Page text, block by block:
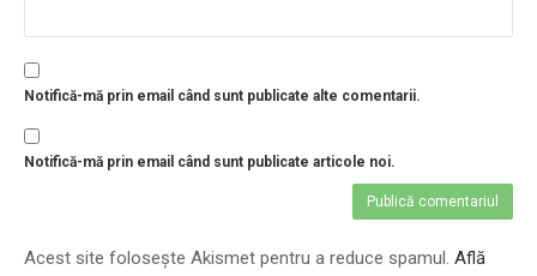
Notifică-mă prin email când sunt publicate alte comentarii.
Notifică-mă prin email când sunt publicate articole noi.
Acest site folosește Akismet pentru a reduce spamul. Află